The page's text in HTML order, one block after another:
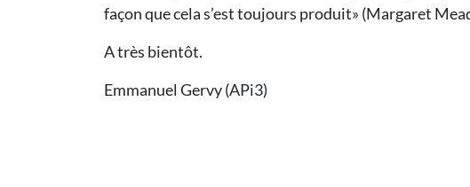
façon que cela s’est toujours produit» (Margaret
A très bientôt.
Emmanuel Gervy (APi3)